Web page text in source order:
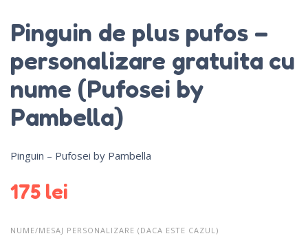
Pinguin de plus pufos –
personalizare gratuita cu
nume (Pufosei by
Pambella)
Pinguin – Pufosei by Pambella
175 lei
NUME/MESAJ PERSONALIZARE (DACA ESTE CAZUL)